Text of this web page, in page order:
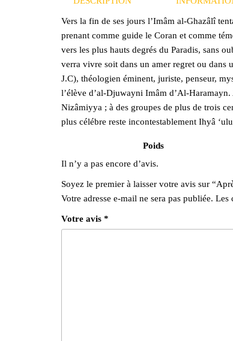
Vers la fin de ses jours l’Imâm al-Ghazâlî
prenant comme guide le Coran et comme
vers les plus hauts degrés du Paradis, sans
verra vivre soit dans un amer regret ou
J.C), théologien éminent, juriste, penseur,
l’élève d’al-Djuwayni Imâm d’Al-
Nizâmiyya ; à des groupes de plus de trois
plus célébre reste incontestablement Ihyâ
Poids
Il n’y a pas encore d’avis.
Soyez le premier à laisser votre avis sur
Votre adresse e-mail ne sera pas publiée. Les
Votre avis *